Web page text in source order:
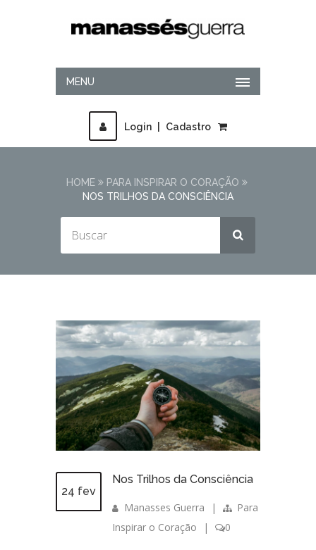
MENU
Login Cadastro
HOME
PARA INSPIRAR O CORAÇÃO
NOS TRILHOS DA CONSCIÊNCIA
24 fev
Nos Trilhos da Consciência
Manasses Guerra |
Para
Inspirar o Coração
| 0